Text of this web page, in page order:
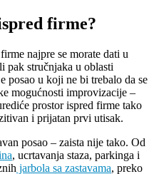
firme?
najpre se morate dati u
pak stručnjaka u oblasti
posao u koji ne bi trebalo da se
mogućnosti improvizacije –
prostor ispred firme tako
i prijatan prvi utisak.
posao – zaista nije tako. Od
, ucrtavanja staza, parkinga i
jarbola sa zastavama, preko